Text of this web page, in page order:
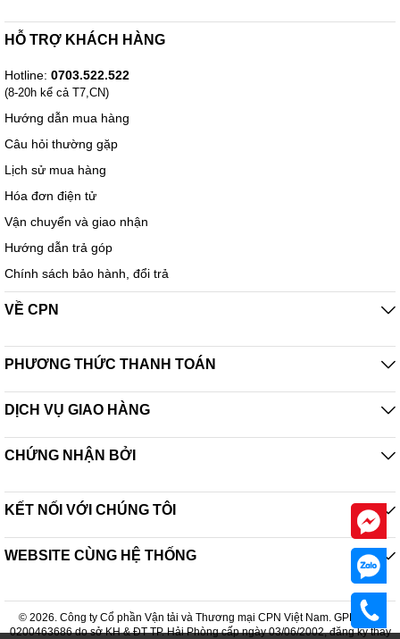
HỖ TRỢ KHÁCH HÀNG
Hotline: 0703.522.522
(8-20h kể cả T7,CN)
Hướng dẫn mua hàng
Câu hỏi thường gặp
Lịch sử mua hàng
Hóa đơn điện tử
Vận chuyển và giao nhận
Hướng dẫn trả góp
Chính sách bảo hành, đổi trả
VỀ CPN
PHƯƠNG THỨC THANH TOÁN
DỊCH VỤ GIAO HÀNG
CHỨNG NHẬN BỞI
KẾT NỐI VỚI CHÚNG TÔI
WEBSITE CÙNG HỆ THỐNG
© 2026. Công ty Cổ phần Vận tải và Thương mại CPN Việt Nam. GPDKKD:
0200463686 do sở KH & ĐT TP. Hải Phòng cấp ngày 03/06/2002, đăng ký thay